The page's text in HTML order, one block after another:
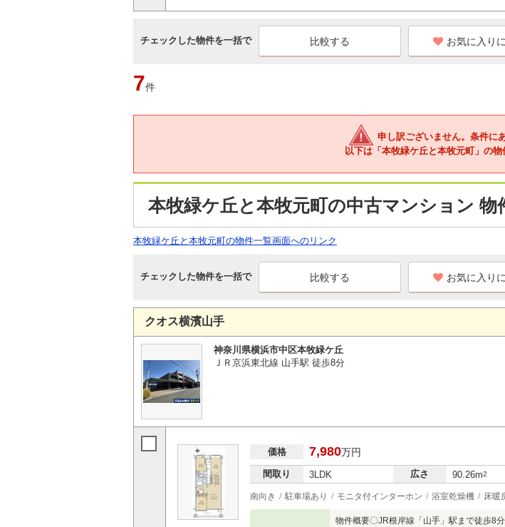
チェックした物件を一括で お気に入り
7件
申し訳ございません。条件に
以下は「本牧緑ケ丘と本牧元町」の物
本牧緑ケ丘と本牧元町の中古マンション 物
本牧緑ケ丘と本牧元町の物件一覧画面へのリンク
チェックした物件を一括で お気に入り
クオス横濱山手
神奈川県横浜市中区本牧緑ケ丘
ＪＲ京浜東北線 山手駅 徒歩8分
価格 7,980万円
間取り 3LDK 広さ 90.26m2
南向き 駐車場あり モニタ付インターホン 浴室乾燥機 床暖
物件概要〇JR根岸線「山手」駅まで徒歩8